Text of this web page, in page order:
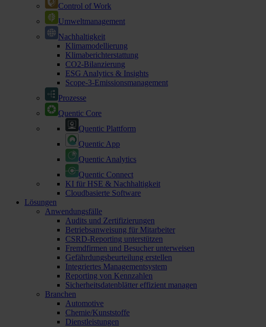
Control of Work
Umweltmanagement
Nachhaltigkeit
Klimamodellierung
Klimaberichterstattung
CO2-Bilanzierung
ESG Analytics & Insights
Scope-3-Emissionsmanagement
Prozesse
Quentic Core
Quentic Plattform
Quentic App
Quentic Analytics
Quentic Connect
KI für HSE & Nachhaltigkeit
Cloudbasierte Software
Lösungen
Anwendungsfälle
Audits und Zertifizierungen
Betriebsanweisung für Mitarbeiter
CSRD-Reporting unterstützen
Fremdfirmen und Besucher unterweisen
Gefährdungsbeurteilung erstellen
Integriertes Managementsystem
Reporting von Kennzahlen
Sicherheitsdatenblätter effizient managen
Branchen
Automotive
Chemie/Kunststoffe
Dienstleistungen